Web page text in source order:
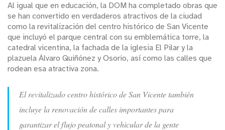
Al igual que en educación, la DOM ha completado obras que
se han convertido en verdaderos atractivos de la ciudad
como la revitalización del centro histórico de San Vicente
que incluyó el parque central con su emblemática torre, la
catedral vicentina, la fachada de la iglesia El Pilar y la
plazuela Álvaro Quiñónez y Osorio, así como las calles que
rodean esa atractiva zona.
El revitalizado centro histórico de San Vicente también
incluye la renovación de calles importantes para
garantizar el flujo peatonal y vehicular de la gente